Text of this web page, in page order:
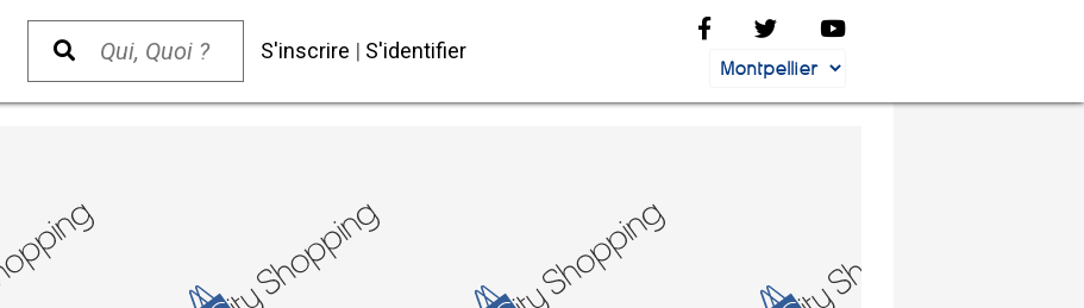
S'inscrire | S'identifier